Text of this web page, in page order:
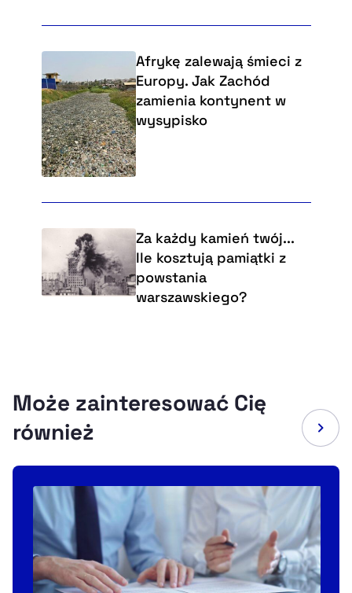
Afrykę zalewają śmieci z
Europy. Jak Zachód
zamienia kontynent w
wysypisko
Za każdy kamień twój...
Ile kosztują pamiątki z
powstania
warszawskiego?
Może zainteresować Cię
również